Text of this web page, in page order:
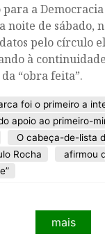
a
noite de sábado,
pelo círculo
à
“obra feita”.
foi o primeiro a
apoio ao primeiro-
O cabeça-de-lista
Rocha
afirmou
mais